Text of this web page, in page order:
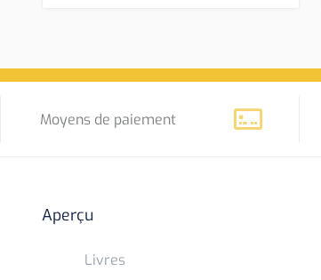
Moyens de paiement
Aperçu
Livres